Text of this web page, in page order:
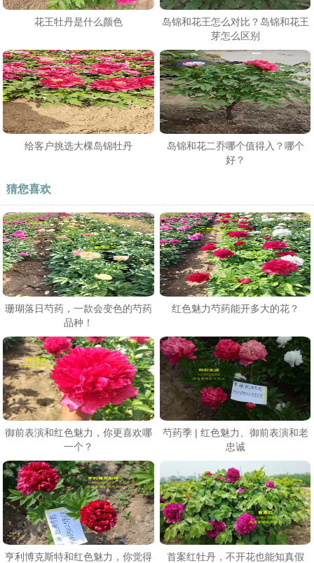
花王牡丹是什么颜色
岛锦和花王怎么对比？岛锦和花王
芽怎么区别
给客户挑选大棵岛锦牡丹
岛锦和花二乔哪个值得入？哪个
好？
猜您喜欢
珊瑚落日芍药，一款会变色的芍药
品种！
红色魅力芍药能开多大的花？
御前表演和红色魅力，你更喜欢哪
一个？
芍药季 | 红色魅力、御前表演和老
忠诚
亨利博克斯特和红色魅力，你觉得
首案红牡丹，不开花也能知真假